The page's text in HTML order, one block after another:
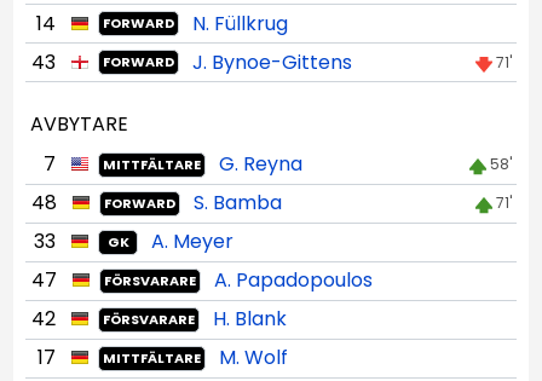
14 FORWARD
N. Füllkrug
43
FORWARD J. Bynoe-Gittens 71'
AVBYTARE
7
MITTFÄLTARE G. Reyna 58'
48 FORWARD S. Bamba 71'
33 GK
A. Meyer
47
FÖRSVARARE
A. Papadopoulos
42
FÖRSVARARE
H. Blank
17
MITTFÄLTARE
M. Wolf